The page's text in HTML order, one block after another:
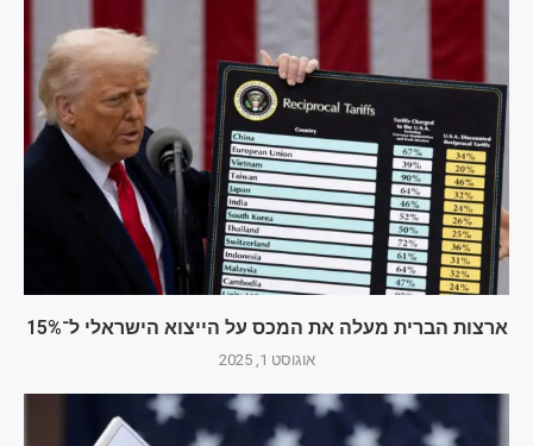
ארצות הברית מעלה את המכס על הייצוא הישראלי ל־15%
אוגוסט 1, 2025